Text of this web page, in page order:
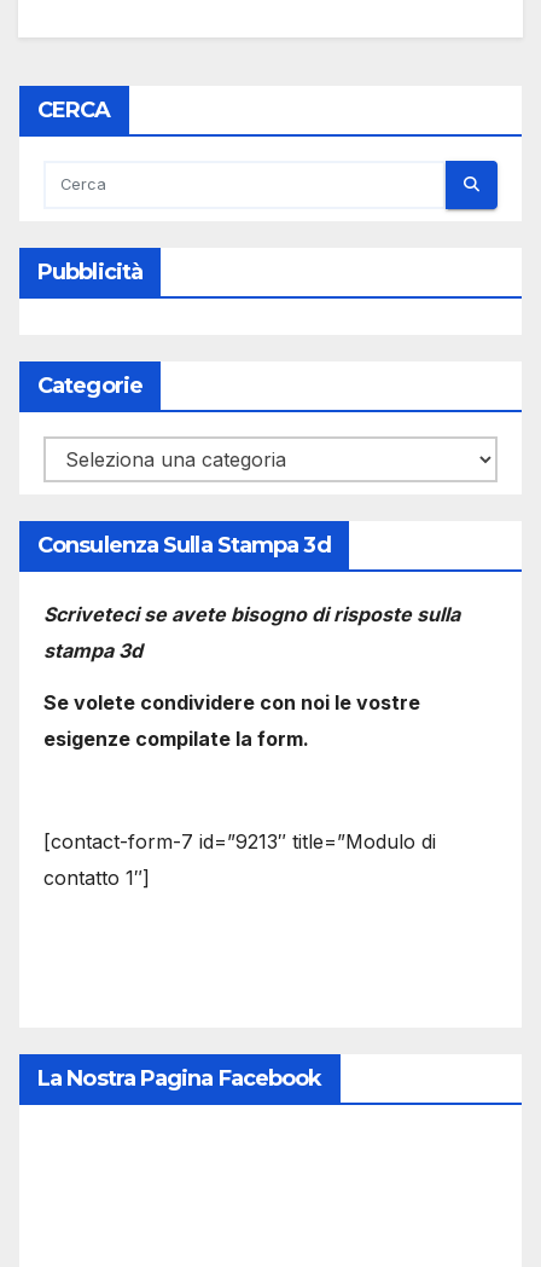
CERCA
Pubblicità
Categorie
Categorie
Consulenza Sulla Stampa 3d
Scriveteci se avete bisogno di risposte sulla
stampa 3d
Se volete condividere con noi le vostre
esigenze compilate la form.
[contact-form-7 id=”9213″ title=”Modulo di
contatto 1″]
La Nostra Pagina Facebook